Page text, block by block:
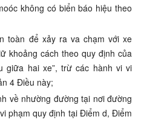
không có biển báo hiệu theo
toàn để xảy ra va chạm với xe
khoảng cách theo quy định của
giữa hai xe”, trừ các hành vi vi
4 Điều này;
về nhường đường tại nơi đường
phạm quy định tại Điểm d, Điểm